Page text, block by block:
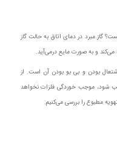
گاز مبرد در دمای اتاق به حالت گاز
و به صورت مایع درمی‌آید.
بودن و بی بو بودن آن است. از
شود، موجب خوردگی فلزات نخواهد
مطبوع را بررسی می‌کنیم.